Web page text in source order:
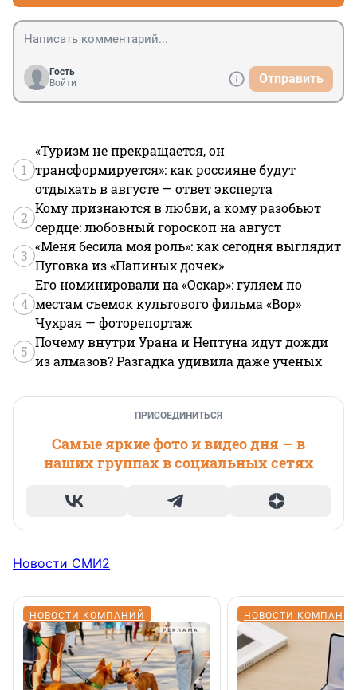
Гость
Войти
Отправить
1
«Туризм не прекращается, он
трансформируется»: как россияне будут
отдыхать в августе — ответ эксперта
2
Кому признаются в любви, а кому разобьют
сердце: любовный гороскоп на август
3
«Меня бесила моя роль»: как сегодня выглядит
Пуговка из «Папиных дочек»
4
Его номинировали на «Оскар»: гуляем по
местам съемок культового фильма «Вор»
Чухрая — фоторепортаж
5
Почему внутри Урана и Нептуна идут дожди
из алмазов? Разгадка удивила даже ученых
ПРИСОЕДИНИТЬСЯ
Самые яркие фото и видео дня — в
наших группах в социальных сетях
Новости СМИ2
НОВОСТИ КОМПАНИЙ НОВОСТИ